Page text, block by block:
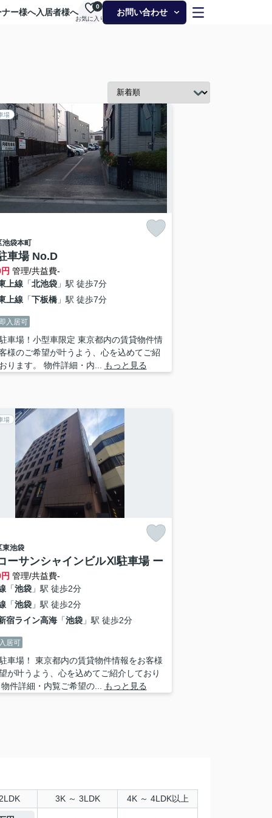
ナー様へ入居者様へ
お気に入り
0
お問い合わせ
場
池袋本町
車場 No.D
円 管理/共益費-
上線「北池袋」駅 徒歩7分
上線「下板橋」駅 徒歩7分
即入居可
車場！小型車限定 東京都内の賃貸物件情
様のご希望が叶うよう、心を込めてご紹
ります。 物件詳細・内...
もっと見る
場
東池袋
ーサンシャインビルⅪ駐車場 ー
円 管理/共益費-
「池袋」駅 徒歩2分
「池袋」駅 徒歩2分
宿ライン高海「池袋」駅 徒歩2分
居可
車場！ 東京都内の賃貸物件情報をお客様
が叶うよう、心を込めてご紹介しており
物件詳細・内覧ご希望の...
もっと見る
3K ～ 3LDK 4K ～ 4LDK以上